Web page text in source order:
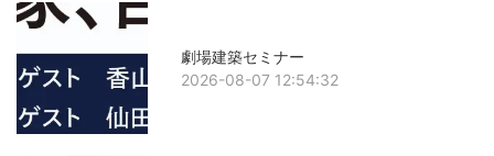
劇場建築セミナー
2026-08-07 12:54:32